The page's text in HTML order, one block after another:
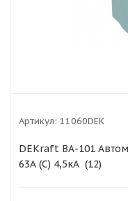
Артикул: 11060DEK
DEKraft ВА-101
63А (C) 4,5кА (12)